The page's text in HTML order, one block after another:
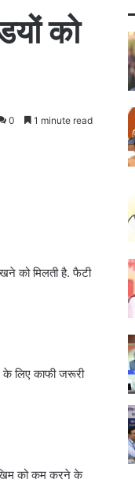
को
0 1 minute read
को मिलती है. फैटी
लिए काफी जरूरी
को कम करने के